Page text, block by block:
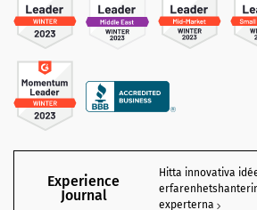
Experience
Journal
Hitta innovativa
experterna